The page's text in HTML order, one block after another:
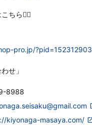
ちら💁‍♀️
pro.jp/?pid=152312903
せ」
8988
kiyonaga-masaya.com/